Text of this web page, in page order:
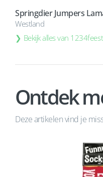
Springdier Jumpers
Westland
Bekijk alles van 1234feest
Ontdek
Deze artikelen vind je